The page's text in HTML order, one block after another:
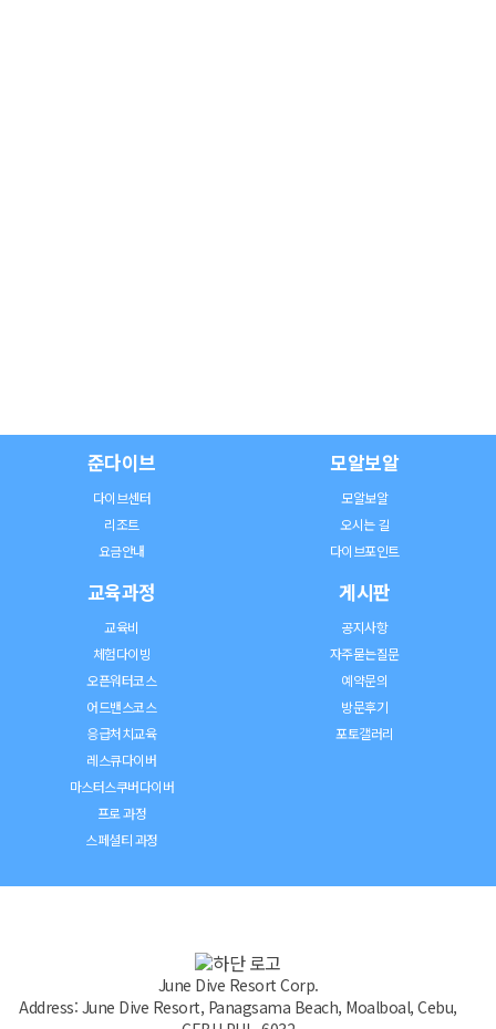
준다이브
다이브센터
리조트
요금안내
모알보알
모알보알
오시는 길
다이브포인트
교육과정
교육비
체험다이빙
오픈워터코스
어드밴스코스
응급처치교육
레스큐다이버
마스터스쿠버다이버
프로 과정
스페셜티 과정
게시판
공지사항
자주묻는질문
예약문의
방문후기
포토갤러리
June Dive Resort Corp.
Address: June Dive Resort, Panagsama Beach, Moalboal, Cebu,